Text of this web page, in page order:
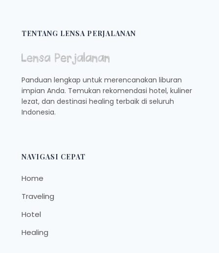
!
VILLA
REVIEW
TENTANG LENSA PERJALANAN
Panduan lengkap untuk merencanakan liburan
impian Anda. Temukan rekomendasi hotel, kuliner
lezat, dan destinasi healing terbaik di seluruh
Indonesia.
NAVIGASI CEPAT
Home
Traveling
Hotel
Healing